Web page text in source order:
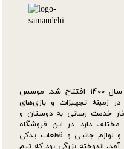
سایت فروشگاه jahanrayan از شهریور ماه سال ۱۴۰۰ افتتاح شد. موسس
تجاری در زمینه تجهیزات و بازی‌های
خدمت رسانی به دوستان و
دارد. در این فروشگاه
لوازم جانبی و قطعات یدکی‌
اندوخته بزرگی بود که تیم